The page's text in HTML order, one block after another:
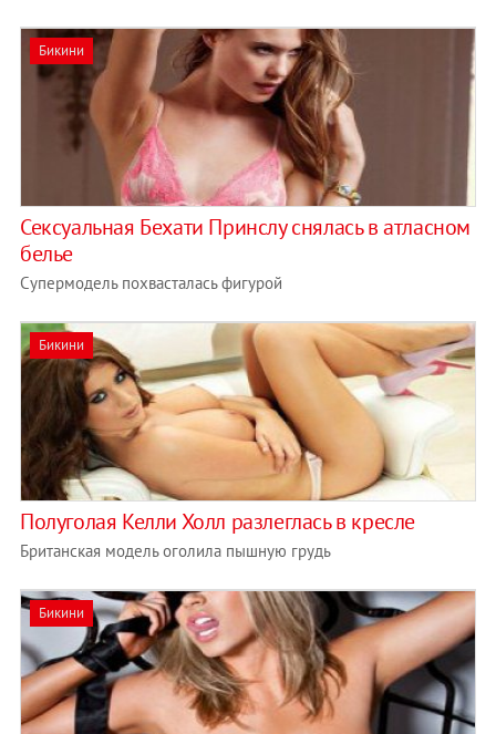
Бикини
Сексуальная Бехати Принслу снялась в атласном
белье
Супермодель похвасталась фигурой
Бикини
Полуголая Келли Холл разлеглась в кресле
Британская модель оголила пышную грудь
Бикини